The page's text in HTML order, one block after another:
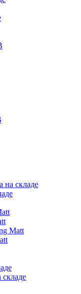
на складе
Matt